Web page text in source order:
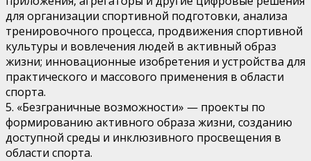
для организации спортивной подготовки, анализа
тренировочного процесса, продвижения спортивной
культуры и вовлечения людей в активный образ
жизни; инновационные изобретения и устройства для
практического и массового применения в области
спорта.
5. «Безграничные возможности» — проекты по
формированию активного образа жизни, созданию
доступной среды и инклюзивного просвещения в
области спорта.